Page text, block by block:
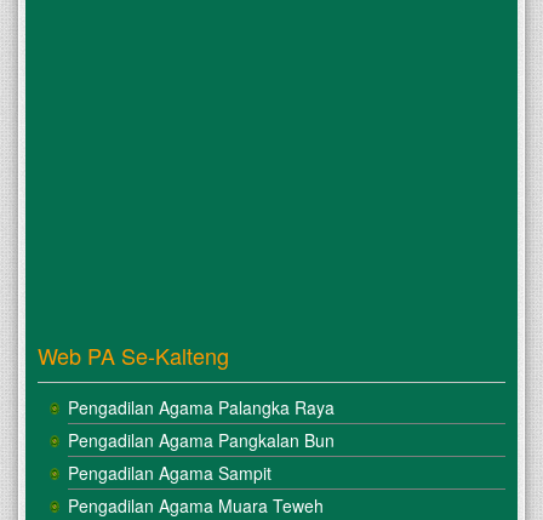
Web PA Se-Kalteng
Pengadilan Agama Palangka Raya
Pengadilan Agama Pangkalan Bun
Pengadilan Agama Sampit
Pengadilan Agama Muara Teweh